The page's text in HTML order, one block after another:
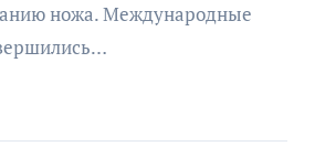
ножа. Международные